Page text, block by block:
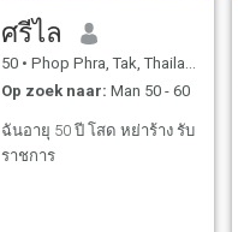
ศรีไล
50 • Phop Phra, Tak, Thailand
Op zoek naar: Man 50 - 60
ฉันอายุ 50 ปี โสด หย่าร้าง รับ
ราชการ